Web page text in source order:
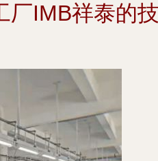
IMB祥泰的